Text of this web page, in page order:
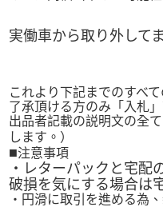
実働車から取り外して
これより下記までのすべ
了承頂ける方のみ「入札
出品者記載の説明文の全
します。）
■注意事項
・レターパックと宅配
破損を気にする場合は
・円滑に取引を進める為